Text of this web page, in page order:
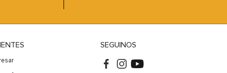
SEGUINOS